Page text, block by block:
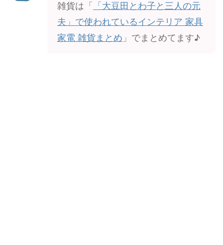
雑貨は「
「大豆田とわ子と三人の元
夫」で使われているインテリア 家具
家電 雑貨まとめ 」でまとめてます♪